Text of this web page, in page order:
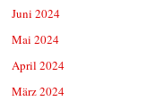
Juni 2024
Mai 2024
April 2024
März 2024